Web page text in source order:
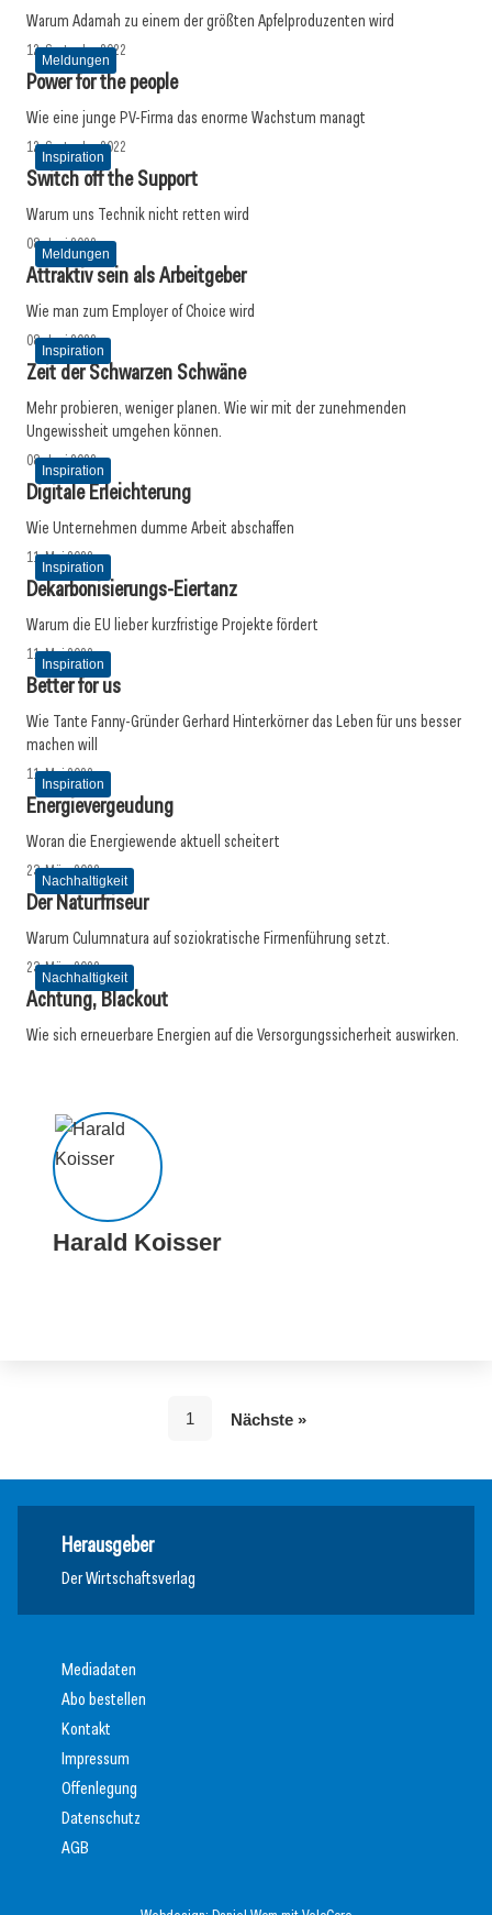
Warum Adamah zu einem der größten Apfelproduzenten wird
Meldungen
12. September 2022
Power for the people
Wie eine junge PV-Firma das enorme Wachstum managt
Inspiration
12. September 2022
Switch off the Support
Warum uns Technik nicht retten wird
Meldungen
08. Juni 2022
Attraktiv sein als Arbeitgeber
Wie man zum Employer of Choice wird
Inspiration
08. Juni 2022
Zeit der Schwarzen Schwäne
Mehr probieren, weniger planen. Wie wir mit der zunehmenden
Ungewissheit umgehen können.
Inspiration
08. Juni 2022
Digitale ­Erleichterung
Wie Unternehmen dumme Arbeit abschaffen
Inspiration
11. Mai 2022
Dekarbonisierungs-Eiertanz
Warum die EU lieber kurzfristige Projekte fördert
Inspiration
11. Mai 2022
Better for us
Wie Tante Fanny-Gründer Gerhard Hinterkörner das Leben für uns besser
machen will
Inspiration
11. Mai 2022
Energievergeudung
Woran die Energiewende aktuell scheitert
Nachhaltigkeit
23. März 2022
Der ­Naturfriseur
Warum Culumnatura auf soziokratische Firmenführung setzt.
Nachhaltigkeit
23. März 2022
Achtung, Blackout
Wie sich erneuerbare Energien auf die Versorgungssicherheit auswirken.
Harald Koisser
1 Nächste »
Herausgeber
Der Wirtschaftsverlag
Mediadaten
Abo bestellen
Kontakt
Impressum
Offenlegung
Datenschutz
AGB